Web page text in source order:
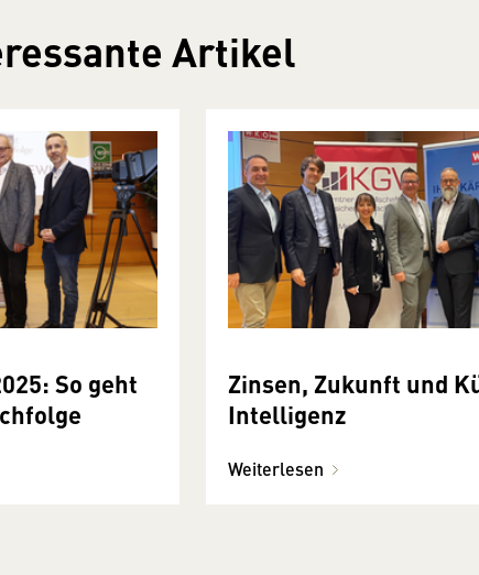
Artikel
So geht
Zinsen, Zukunft und
Intelligenz
Weiterlesen